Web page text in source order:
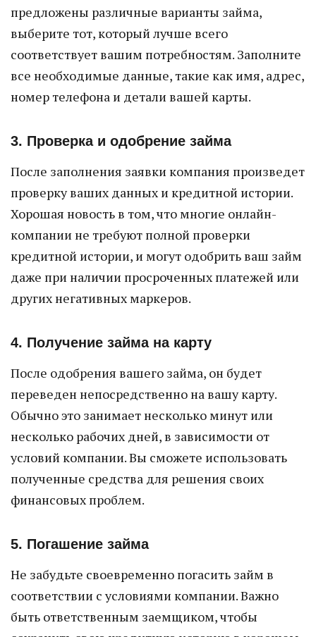
предложены различные варианты займа,
выберите тот, который лучше всего
соответствует вашим потребностям. Заполните
все необходимые данные, такие как имя, адрес,
номер телефона и детали вашей карты.
3. Проверка и одобрение займа
После заполнения заявки компания произведет
проверку ваших данных и кредитной истории.
Хорошая новость в том, что многие онлайн-
компании не требуют полной проверки
кредитной истории, и могут одобрить ваш займ
даже при наличии просроченных платежей или
других негативных маркеров.
4. Получение займа на карту
После одобрения вашего займа, он будет
переведен непосредственно на вашу карту.
Обычно это занимает несколько минут или
несколько рабочих дней, в зависимости от
условий компании. Вы сможете использовать
полученные средства для решения своих
финансовых проблем.
5. Погашение займа
Не забудьте своевременно погасить займ в
соответствии с условиями компании. Важно
быть ответственным заемщиком, чтобы